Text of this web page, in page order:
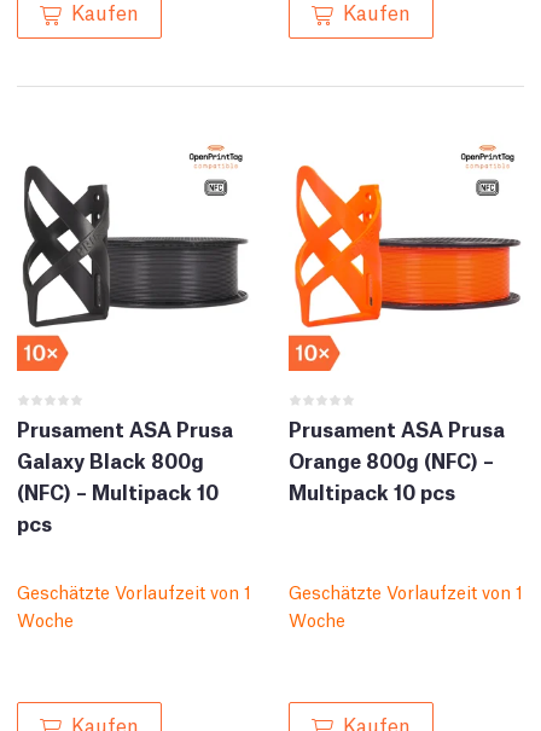
Kaufen Kaufen
Prusament ASA Prusa
Galaxy Black 800g
(NFC) – Multipack 10
pcs
Geschätzte Vorlaufzeit von 1
Woche
Kaufen
Prusament ASA Prusa
Orange 800g (NFC) –
Multipack 10 pcs
Geschätzte Vorlaufzeit von 1
Woche
Kaufen